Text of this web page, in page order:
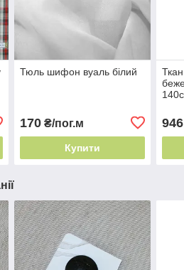
Тюль шифон вуаль білий
170₴/пог.м
Купити
946